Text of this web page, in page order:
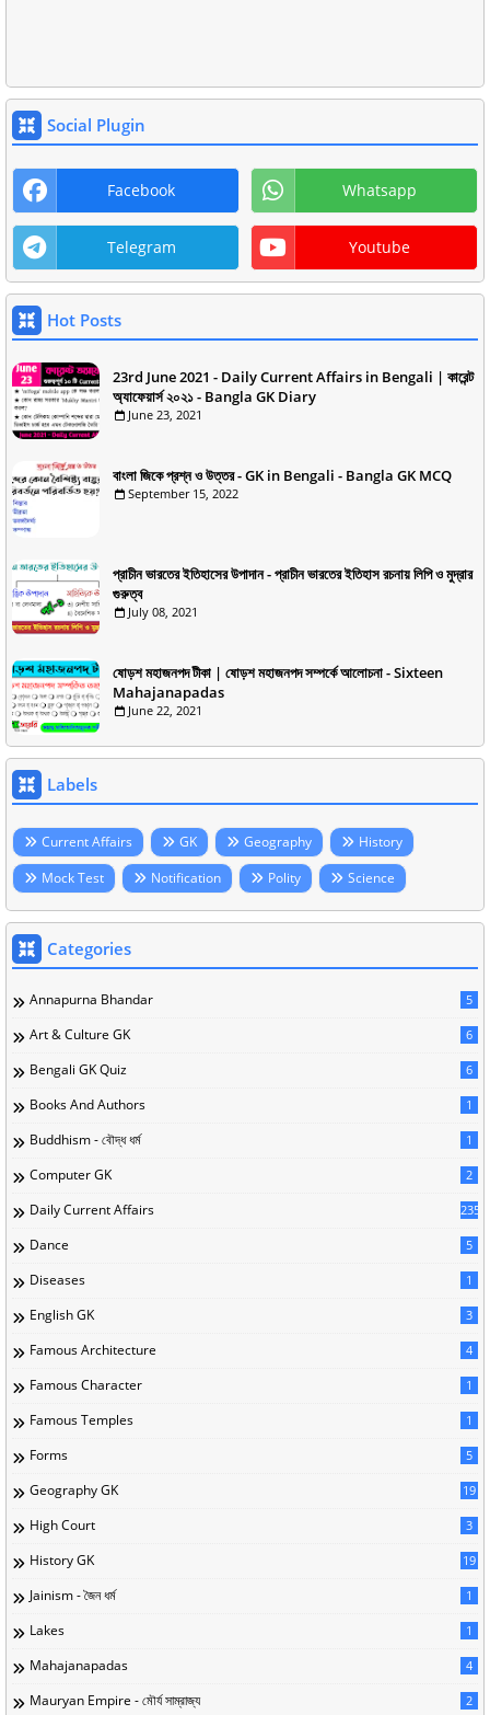
Social Plugin
Facebook Whatsapp
Telegram Youtube
Hot Posts
23rd June 2021 - Daily Current Affairs in Bengali | কারেন্ট
অ্যাফেয়ার্স ২০২১ - Bangla GK Diary
June 23, 2021
বাংলা জিকে প্রশ্ন ও উত্তর - GK in Bengali - Bangla GK MCQ
September 15, 2022
প্রাচীন ভারতের ইতিহাসের উপাদান - প্রাচীন ভারতের ইতিহাস রচনায় লিপি ও মুদ্রার
গুরুত্ব
July 08, 2021
ষোড়শ মহাজনপদ টীকা | ষোড়শ মহাজনপদ সম্পর্কে আলোচনা - Sixteen
Mahajanapadas
June 22, 2021
Labels
Current Affairs GK Geography
History
Mock Test
Notification Polity Science
Categories
Annapurna Bhandar 5
Art & Culture GK 6
Bengali GK Quiz 6
Books And Authors 1
Buddhism - বৌদ্ধ ধর্ম 1
Computer GK 2
Daily Current Affairs 235
Dance 5
Diseases 1
English GK 3
Famous Architecture 4
Famous Character 1
Famous Temples 1
Forms 5
Geography GK 19
High Court 3
History GK 19
Jainism - জৈন ধর্ম 1
Lakes 1
Mahajanapadas 4
Mauryan Empire - মৌর্য সাম্রাজ্য 2